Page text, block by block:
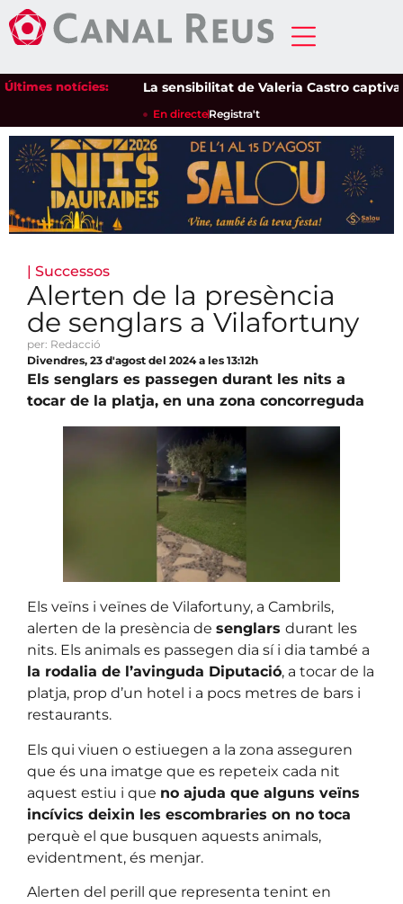
Últimes notícies: La sensibilitat de Valeria Castro captiva
En directeRegistra't
| Successos
Alerten de la presència
de senglars a Vilafortuny
per: Redacció
Divendres, 23 d'agost del 2024 a les 13:12h
Els senglars es passegen durant les nits a
tocar de la platja, en una zona concorreguda
Els veïns i veïnes de Vilafortuny, a Cambrils,
alerten de la presència de senglars durant les
nits. Els animals es passegen dia sí i dia també a
la rodalia de l’avinguda Diputació, a tocar de la
platja, prop d’un hotel i a pocs metres de bars i
restaurants.
Els qui viuen o estiuegen a la zona asseguren
que és una imatge que es repeteix cada nit
aquest estiu i que no ajuda que alguns veïns
incívics deixin les escombraries on no toca
perquè el que busquen aquests animals,
evidentment, és menjar.
Alerten del perill que representa tenint en